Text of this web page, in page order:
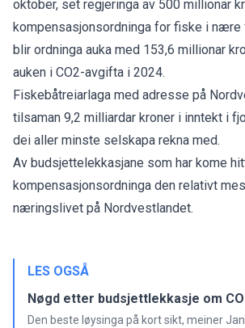
oktober, set regjeringa av 500 millionar
kompensasjonsordninga for fiske i nære
blir ordninga auka med 153,6 millionar
auken i CO2-avgifta i 2024.
Fiskebåtreiarlaga med adresse på
tilsaman 9,2 milliardar kroner i inntekt i
dei aller minste selskapa rekna med.
Av budsjettelekkasjane som har kome
kompensasjonsordninga den relativt
næringslivet på Nordvestlandet.
LES OGSÅ
Nøgd etter budsjettlekkasje om
Den beste løysinga på kort sikt, meiner